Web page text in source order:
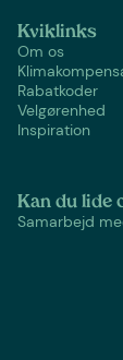
Kviklinks
Om os
Rabatkoder
Velgørenhed
Inspiration
Kan du lide
Samarbejd